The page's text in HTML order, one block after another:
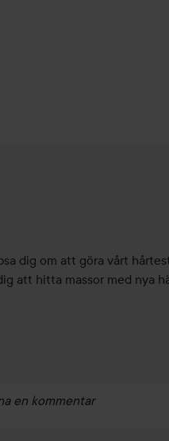
3 år
att hitta massor med nya
en kommentar